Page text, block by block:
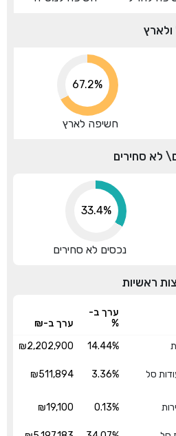
ולארץ
67.2%
חשיפה לארץ
לא סחירים
33.4%
נכסים לא סחירים
ערך ב-
%
ערך ב-₪
14.44%
₪2,202,900
סל
3.36%
₪511,894
0.13%
₪19,100